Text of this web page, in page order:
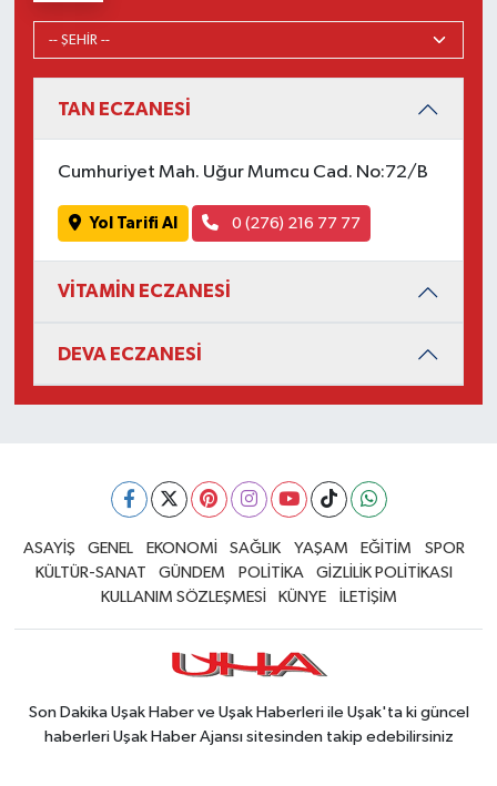
TAN ECZANESİ
Cumhuriyet Mah. Uğur Mumcu Cad. No:72/B
Yol Tarifi Al 0 (276) 216 77 77
VİTAMİN ECZANESİ
DEVA ECZANESİ
ASAYİŞ GENEL EKONOMİ SAĞLIK YAŞAM EĞİTİM
SPOR
KÜLTÜR-SANAT
GÜNDEM POLİTİKA
GİZLİLİK POLİTİKASI
KULLANIM SÖZLEŞMESİ
KÜNYE İLETİŞİM
Son Dakika Uşak Haber ve Uşak Haberleri ile Uşak'ta ki güncel
haberleri Uşak Haber Ajansı sitesinden takip edebilirsiniz